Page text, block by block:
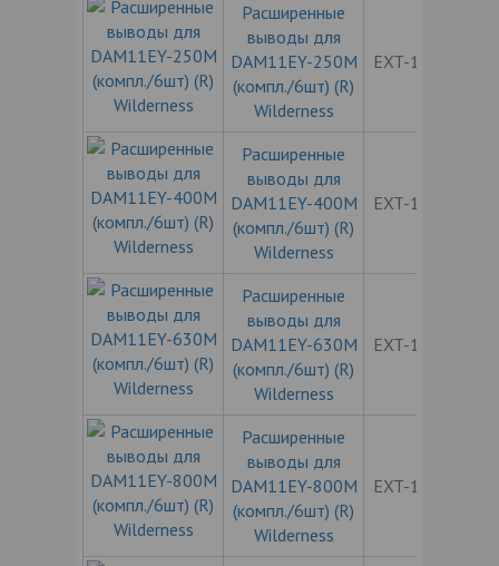
Расширенные
выводы для
DAM11EY-250M
(компл./6шт) (R)
Wilderness
EXT-11EY250
Расширенные
выводы для
DAM11EY-400M
(компл./6шт) (R)
Wilderness
EXT-11EY400
Расширенные
выводы для
DAM11EY-630M
(компл./6шт) (R)
Wilderness
EXT-11EY630
Расширенные
выводы для
DAM11EY-800M
(компл./6шт) (R)
Wilderness
EXT-11EY800